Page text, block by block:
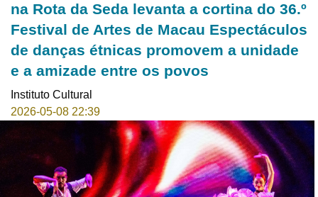
na Rota da Seda levanta a cortina do 36.º
Festival de Artes de Macau Espectáculos
de danças étnicas promovem a unidade
e a amizade entre os povos
Instituto Cultural
2026-05-08 22:39